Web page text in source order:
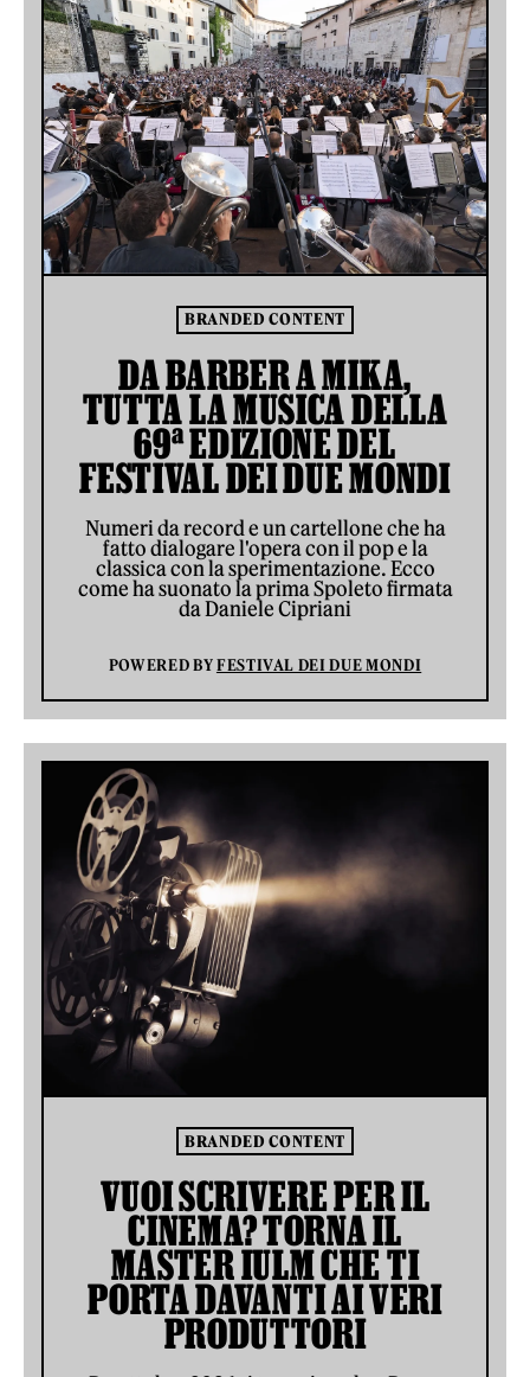
BRANDED CONTENT
DA BARBER A MIKA,
TUTTA LA MUSICA DELLA
69ª EDIZIONE DEL
FESTIVAL DEI DUE MONDI
Numeri da record e un cartellone che ha
fatto dialogare l'opera con il pop e la
classica con la sperimentazione. Ecco
come ha suonato la prima Spoleto firmata
da Daniele Cipriani
POWERED BYFESTIVAL DEI DUE MONDI
BRANDED CONTENT
VUOI SCRIVERE PER IL
CINEMA? TORNA IL
MASTER IULM CHE TI
PORTA DAVANTI AI VERI
PRODUTTORI